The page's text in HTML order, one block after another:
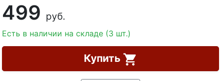
499 руб.
Есть в наличии на складе (3 шт.)
Купить